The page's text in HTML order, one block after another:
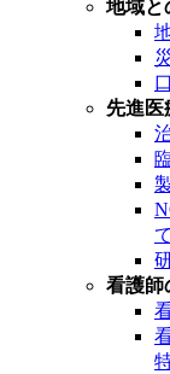
地域と
先進医
て
看護師